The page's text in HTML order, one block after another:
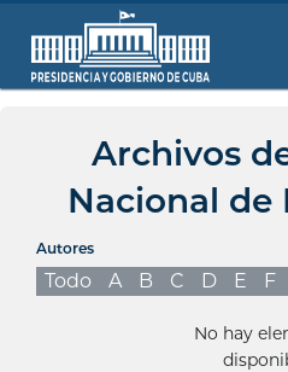
Archivos
Nacional de
Autores
Todo A B C D E F
No hay